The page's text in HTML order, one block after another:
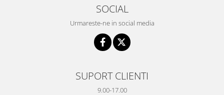
SOCIAL
Urmareste-ne in social media
SUPORT CLIENTI
9.00-17.00